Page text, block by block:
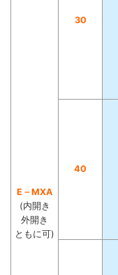
E－MXA
(内開き
外開き
ともに可)
30
40